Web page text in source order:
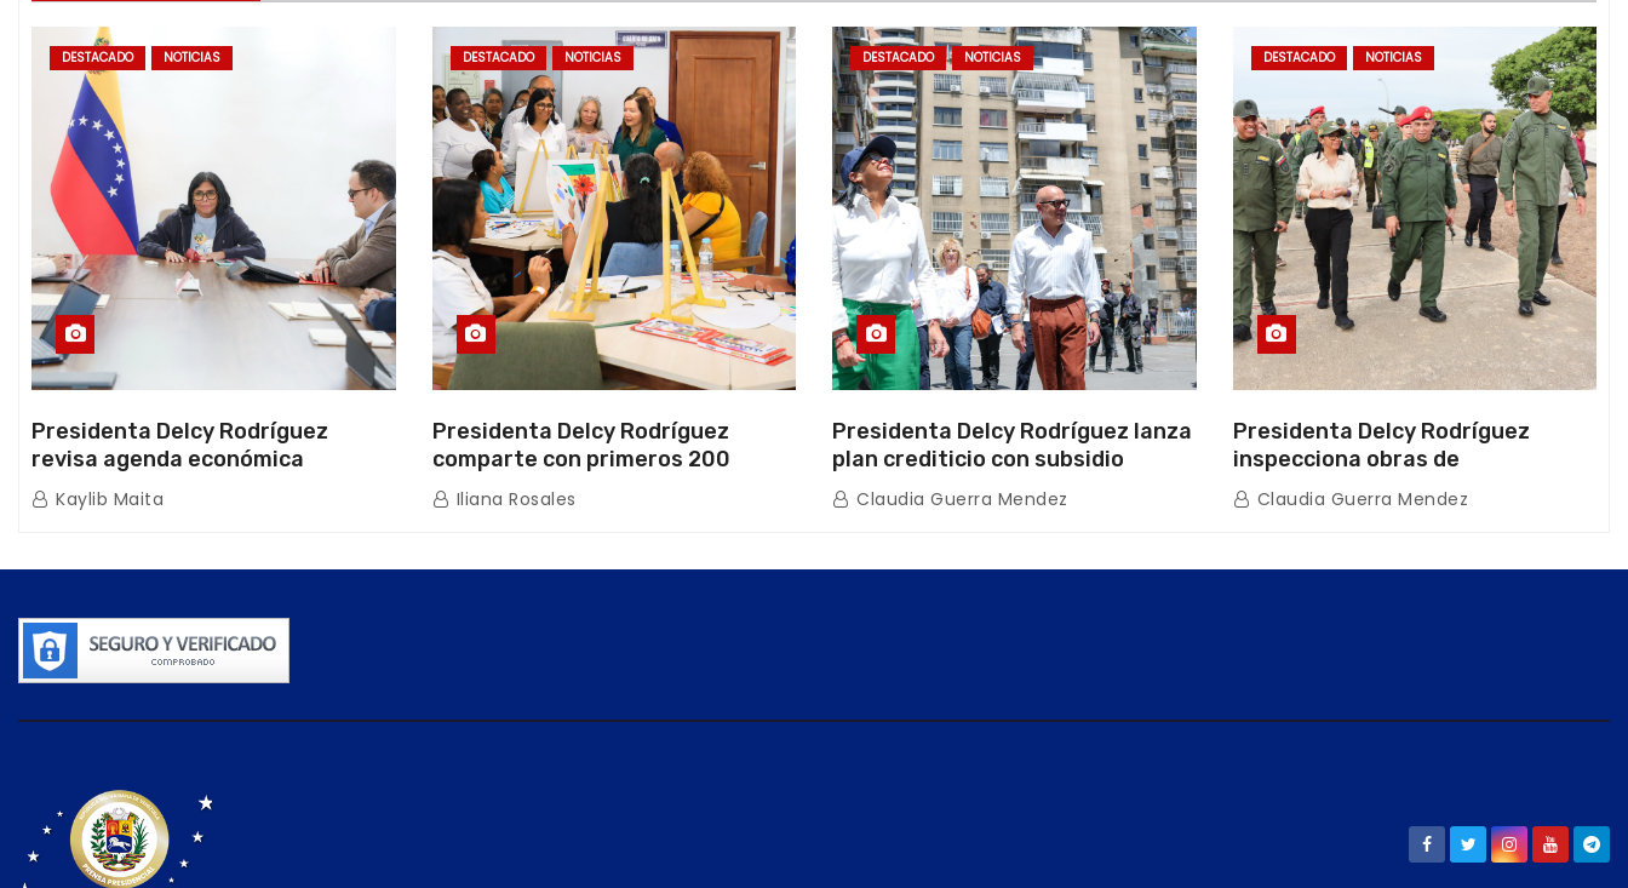
DESTACADO NOTICIAS
Presidenta Delcy Rodríguez
revisa agenda económica
nacional y la ejecución de fondos
de emergencia post-sismos
Kaylib Maita
DESTACADO NOTICIAS
Presidenta Delcy Rodríguez
comparte con primeros 200
beneficiarios de la nueva Casa de
los Abuelos “La Primavera” en
Iliana Rosales
DESTACADO NOTICIAS
Presidenta Delcy Rodríguez lanza
plan crediticio con subsidio
directo en encuentro con Juntas
de Condominio
Claudia Guerra Mendez
DESTACADO NOTICIAS
Presidenta Delcy Rodríguez
inspecciona obras de
restauración en Escuela Naval
tras afectaciones sísmicas en La
Claudia Guerra Mendez